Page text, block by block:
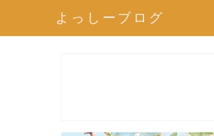
よっしーブログ